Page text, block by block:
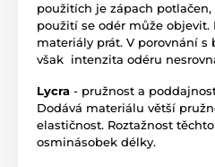
použitích je zápach
použití se odér může objevit.
materiály prát. V porovnání
však intenzita odéru
Lycra - pružnost a
Dodává materiálu větší
elastičnost. Roztažnost
osminásobek délky.